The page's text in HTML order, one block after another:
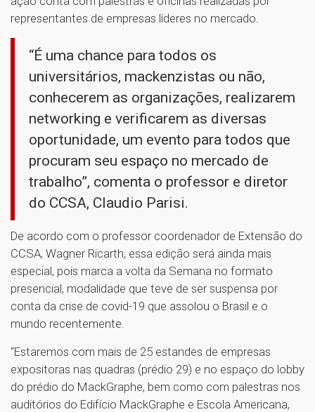
representantes de empresas líderes no mercado.
“É uma chance para todos os
universitários, mackenzistas ou não,
conhecerem as organizações, realizarem
networking e verificarem as diversas
oportunidade, um evento para todos que
procuram seu espaço no mercado de
trabalho”, comenta o professor e diretor
do CCSA, Claudio Parisi.
De acordo com o professor coordenador de Extensão do
CCSA, Wagner Ricarth, essa edição será ainda mais
especial, pois marca a volta da Semana no formato
presencial, modalidade que teve de ser suspensa por
conta da crise de covid-19 que assolou o Brasil e o
mundo recentemente.
“Estaremos com mais de 25 estandes de empresas
expositoras nas quadras (prédio 29) e no espaço do lobby
do prédio do MackGraphe, bem como com palestras nos
auditórios do Edifício MackGraphe e Escola Americana,